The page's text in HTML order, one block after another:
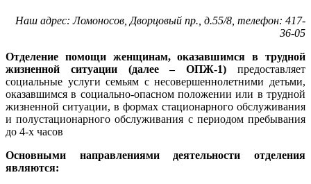
Наш адрес: Ломоносов, Дворцовый пр., д.55/8, телефон: 417-
36-05
Отделение помощи женщинам, оказавшимся в трудной
жизненной ситуации (далее – ОПЖ-1) предоставляет
социальные услуги семьям с несовершеннолетними детьми,
оказавшимся в социально-опасном положении или в трудной
жизненной ситуации, в формах стационарного обслуживания
и полустационарного обслуживания с периодом пребывания
до 4-х часов
Основными направлениями деятельности отделения
являются: